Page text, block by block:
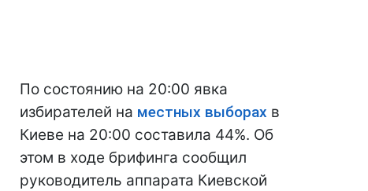
По состоянию на 20:00 явка
избирателей на местных выборах в
Киеве на 20:00 составила 44%. Об
этом в ходе брифинга сообщил
руководитель аппарата Киевской